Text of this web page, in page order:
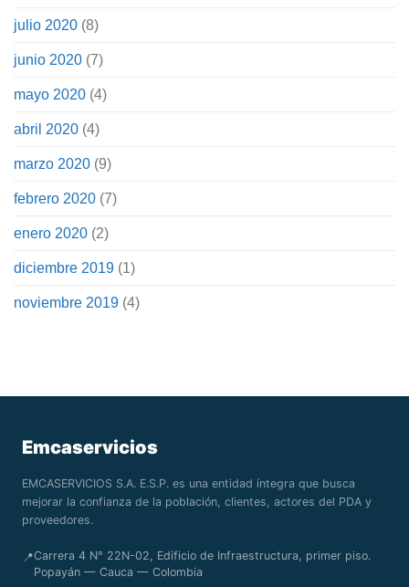
julio 2020 (8)
junio 2020 (7)
mayo 2020 (4)
abril 2020 (4)
marzo 2020 (9)
febrero 2020 (7)
enero 2020 (2)
diciembre 2019 (1)
noviembre 2019 (4)
Emcaservicios
EMCASERVICIOS S.A. E.S.P. es una entidad íntegra que busca
mejorar la confianza de la población, clientes, actores del PDA y
proveedores.
📍Carrera 4 N° 22N-02, Edificio de Infraestructura, primer piso.
Popayán — Cauca — Colombia